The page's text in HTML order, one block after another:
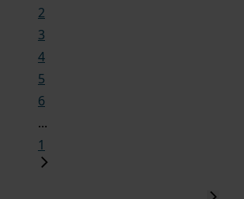
2
3
4
5
6
...
1